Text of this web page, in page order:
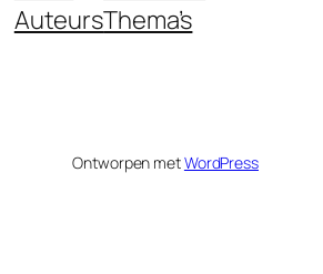
AuteursThema’s
Ontworpen metWordPress